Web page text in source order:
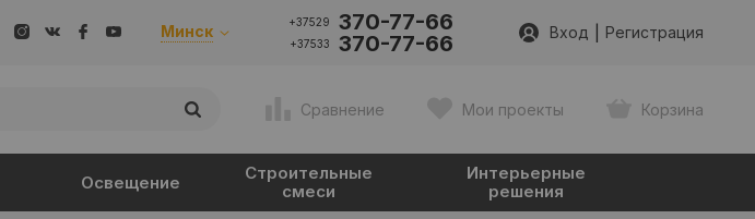
Минск +37529 370-77-66
+37533 370-77-66 Вход Регистрация
Сравнение Мои проекты Корзина
Освещение
Строительные
смеси
Интерьерные
решения